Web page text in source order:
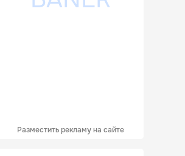
Разместить рекламу на сайте